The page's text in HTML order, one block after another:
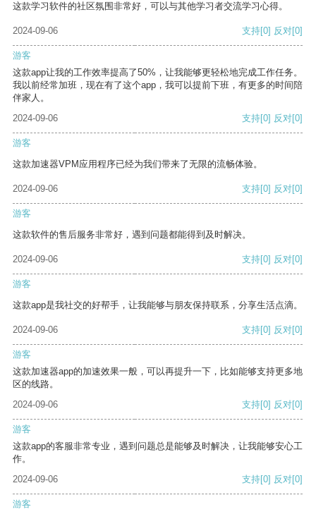
这款学习软件的社区氛围非常好，可以与其他学习者交流学习心得。
2024-09-06 支持[0] 反对[0]
游客
这款app让我的工作效率提高了50%，让我能够更轻松地完成工作任务。
我以前经常加班，现在有了这个app，我可以提前下班，有更多的时间陪
伴家人。
2024-09-06
支持[0] 反对[0]
游客
这款加速器VPM应用程序已经为我们带来了无限的流畅体验。
2024-09-06 支持[0] 反对[0]
游客
这款软件的售后服务非常好，遇到问题都能得到及时解决。
2024-09-06 支持[0] 反对[0]
游客
这款app是我社交的好帮手，让我能够与朋友保持联系，分享生活点滴。
2024-09-06 支持[0] 反对[0]
游客
这款加速器app的加速效果一般，可以再提升一下，比如能够支持更多地
区的线路。
2024-09-06
支持[0] 反对[0]
游客
这款app的客服非常专业，遇到问题总是能够及时解决，让我能够安心工
作。
2024-09-06
支持[0] 反对[0]
游客